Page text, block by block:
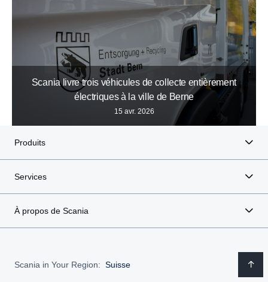
Scania livre trois véhicules de collecte entièrement
électriques à la ville de Berne
15 avr. 2026
Produits
Services
À propos de Scania
Scania in Your Region: Suisse